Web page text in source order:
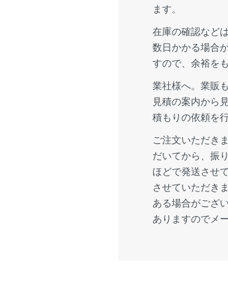
ます。
在庫の確認など
数日かかる場合
すので、余裕を
業社様へ。業販
見積の案内から
積もりの依頼を
ご注文いただき
だいてから、振
ほどで発送させ
させていただき
ある場合がござ
ありますのでメ